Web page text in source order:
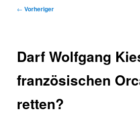
Beitragsnavigation
← Vorheriger
Darf Wolfgang
französischen
retten?